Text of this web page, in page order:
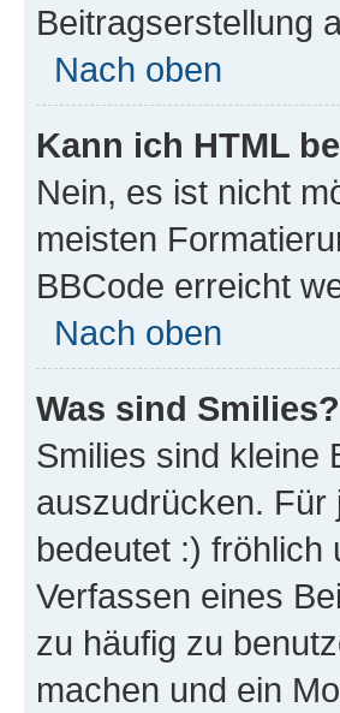
Beitragserstellung
Nach oben
Kann ich HTML
Nein, es ist nicht
meisten
BBCode erreicht
Nach oben
Was sind Smilies?
Smilies sind kleine
auszudrücken. Für
bedeutet :) fröhlich
Verfassen eines
zu häufig zu
machen und ein